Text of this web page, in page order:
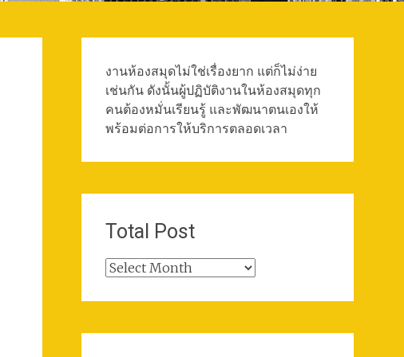
งานห้องสมุดไม่ใช่เรื่องยาก แต่ก็ไม่ง่าย
เช่นกัน ดังนั้นผู้ปฏิบัติงานในห้องสมุดทุก
คนต้องหมั่นเรียนรู้ และพัฒนาตนเองให้
พร้อมต่อการให้บริการตลอดเวลา
Total Post
Total